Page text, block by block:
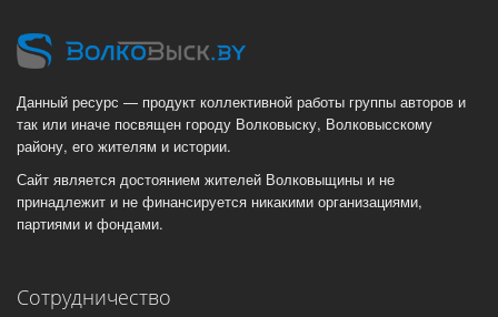
Данный ресурс — продукт коллективной работы группы авторов и
так или иначе посвящен городу Волковыску, Волковысскому
району, его жителям и истории.
Сайт является достоянием жителей Волковыщины и не
принадлежит и не финансируется никакими организациями,
партиями и фондами.
Сотрудничество